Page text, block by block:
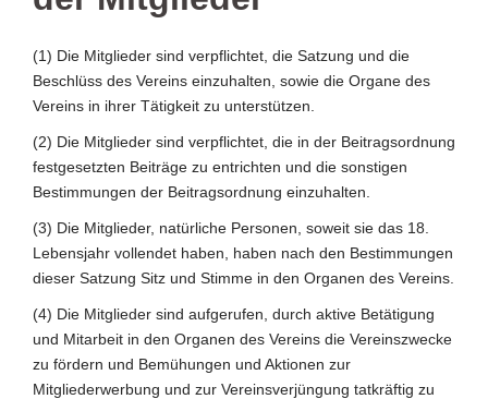
(1) Die Mitglieder sind verpflichtet, die Satzung und die
Beschlüss des Vereins einzuhalten, sowie die Organe des
Vereins in ihrer Tätigkeit zu unterstützen.
(2) Die Mitglieder sind verpflichtet, die in der Beitragsordnung
festgesetzten Beiträge zu entrichten und die sonstigen
Bestimmungen der Beitragsordnung einzuhalten.
(3) Die Mitglieder, natürliche Personen, soweit sie das 18.
Lebensjahr vollendet haben, haben nach den Bestimmungen
dieser Satzung Sitz und Stimme in den Organen des Vereins.
(4) Die Mitglieder sind aufgerufen, durch aktive Betätigung
und Mitarbeit in den Organen des Vereins die Vereinszwecke
zu fördern und Bemühungen und Aktionen zur
Mitgliederwerbung und zur Vereinsverjüngung tatkräftig zu